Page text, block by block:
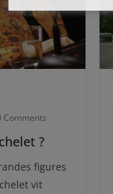
Comments
?
figures
vit